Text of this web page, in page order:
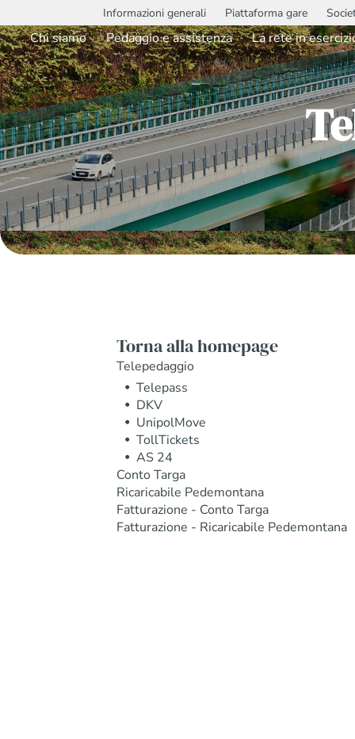
Informazioni generali Piattaforma gare
Chi siamo Pedaggio e assistenza La rete in
Torna alla homepage
Telepedaggio
Telepass
DKV
UnipolMove
TollTickets
AS 24
Conto Targa
Ricaricabile Pedemontana
Fatturazione - Conto Targa
Fatturazione - Ricaricabile Pedemontana